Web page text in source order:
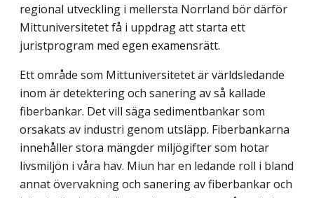
regional utveckling i mellersta Norrland bör därför
Mittuniversitetet få i uppdrag att starta ett
juristprogram med egen examensrätt.
Ett område som Mittuniversitetet är världsledande
inom är detektering och sanering av så kallade
fiberbankar. Det vill säga sedimentbankar som
orsakats av industri genom utsläpp. Fiberbankarna
innehåller stora mängder miljögifter som hotar
livsmiljön i våra hav. Miun har en ledande roll i bland
annat övervakning och sanering av fiberbankar och